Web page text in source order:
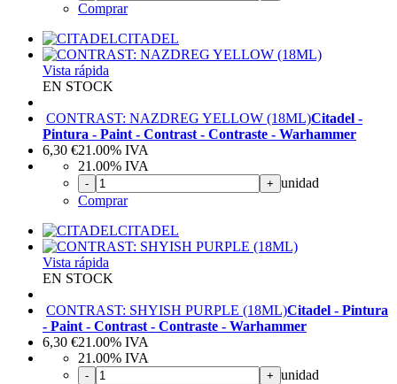
Comprar
CITADEL
Vista rápida
EN STOCK
CONTRAST: NAZDREG YELLOW (18ML)Citadel -
Pintura - Paint - Contrast - Contraste - Warhammer
6,30 €21.00% IVA
21.00% IVA
- + unidad
Comprar
CITADEL
Vista rápida
EN STOCK
CONTRAST: SHYISH PURPLE (18ML)Citadel - Pintura
- Paint - Contrast - Contraste - Warhammer
6,30 €21.00% IVA
21.00% IVA
- + unidad